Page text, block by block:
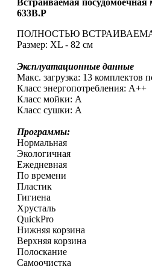
Встраиваемая
633B.P
ПОЛНОСТЬЮ
Размер: XL - 82 см
Эксплуатационные данные
Макс. загрузка: 13 комплектов
Класс энергопотребления: A++
Класс мойки: A
Класс сушки: A
Программы:
Нормальная
Экологичная
Ежедневная
По времени
Пластик
Гигиена
Хрусталь
QuickPro
Нижняя корзина
Верхняя корзина
Полоскание
Самоочистка